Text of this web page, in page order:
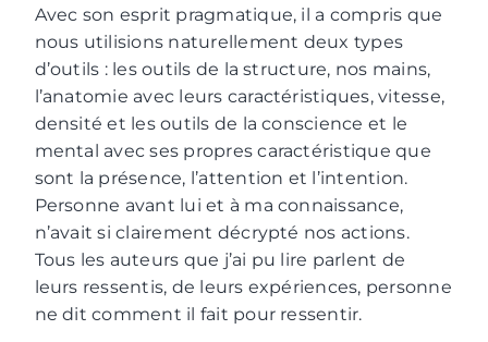
Avec son esprit pragmatique, il a compris que
nous utilisions naturellement deux types
d’outils : les outils de la structure, nos mains,
l’anatomie avec leurs caractéristiques, vitesse,
densité et les outils de la conscience et le
mental avec ses propres caractéristique que
sont la présence, l’attention et l’intention.
Personne avant lui et à ma connaissance,
n’avait si clairement décrypté nos actions.
Tous les auteurs que j’ai pu lire parlent de
leurs ressentis, de leurs expériences, personne
ne dit comment il fait pour ressentir.